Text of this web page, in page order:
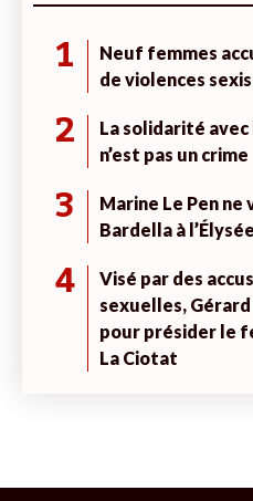
1
Neuf femmes
de violences
2
La solidarité
n’est pas un crime
3
Marine Le Pen ne
Bardella à l’Élysée
4
Visé par des
sexuelles,
pour présider le
La Ciotat